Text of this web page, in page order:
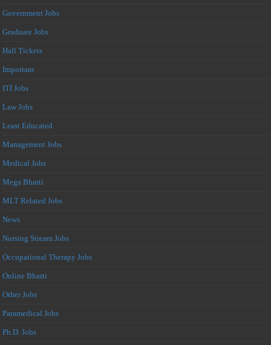
Government Jobs
Graduate Jobs
Hall Tickets
Important
ITI Jobs
Law Jobs
Least Educated
Management Jobs
Medical Jobs
Mega Bharti
MLT Related Jobs
News
Nursing Stream Jobs
Occupational Therapy Jobs
Online Bharti
Other Jobs
Paramedical Jobs
Ph.D. Jobs